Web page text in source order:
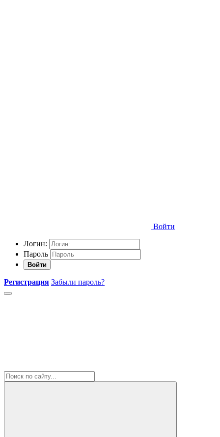
Войти
Логин:
Пароль
Войти
Регистрация Забыли пароль?